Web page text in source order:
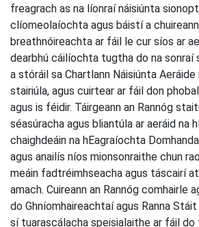
freagrach as na líonraí náisiúnta
clíomeolaíochta agus báistí a
breathnóireachta ar fáil le cur síos ar
dearbhú cáilíochta tugtha do na sonraí
a stóráil sa Chartlann Náisiúnta
stairiúla, agus cuirtear ar fáil don
agus is féidir. Táirgeann an Rannóg
séasúracha agus bliantúla ar aeráid na
chaighdeáin na hEagraíochta
agus anailís níos mionsonraithe chun
meáin fadtréimhseacha agus táscairí
amach. Cuireann an Rannóg comhairle
do Ghníomhaireachtaí agus Ranna
sí tuarascálacha speisialaithe ar fáil do